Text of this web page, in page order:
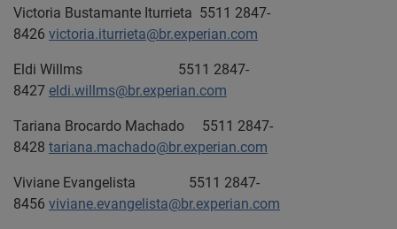
Victoria Bustamante Iturrieta 5511 2847-
8426 victoria.iturrieta@br.experian.com
Eldi Willms 5511 2847-
8427 eldi.willms@br.experian.com
Tariana Brocardo Machado 5511 2847-
8428 tariana.machado@br.experian.com
Viviane Evangelista 5511 2847-
8456 viviane.evangelista@br.experian.com